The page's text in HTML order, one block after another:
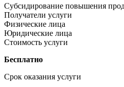
Субсидирование повышения
Получатели услуги
Физические лица
Юридические лица
Стоимость услуги
Бесплатно
Срок оказания услуги